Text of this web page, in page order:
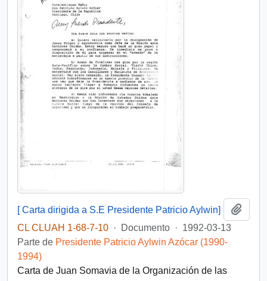
[ Carta dirigida a S.E Presidente Patricio Aylwin]
CL CLUAH 1-68-7-10 · Documento · 1992-03-13
Parte de Presidente Patricio Aylwin Azócar (1990-
1994)
Carta de Juan Somavia de la Organización de las